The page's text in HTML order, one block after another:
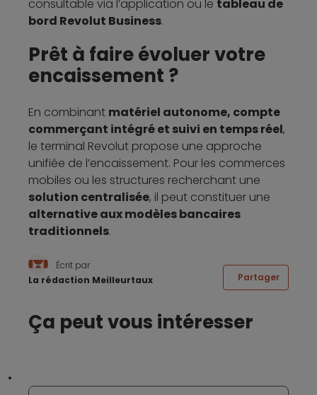
consultable via l’application ou le tableau de
bord Revolut Business.
Prêt à faire évoluer votre
encaissement ?
En combinant matériel autonome, compte
commerçant intégré et suivi en temps réel,
le terminal Revolut propose une approche
unifiée de l’encaissement. Pour les commerces
mobiles ou les structures recherchant une
solution centralisée, il peut constituer une
alternative aux modèles bancaires
traditionnels.
Écrit par
La rédaction Meilleurtaux
Partager
Ça peut vous intéresser